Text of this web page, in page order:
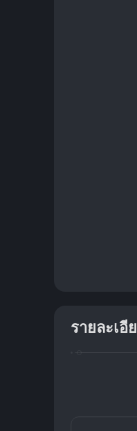
รายละเอี